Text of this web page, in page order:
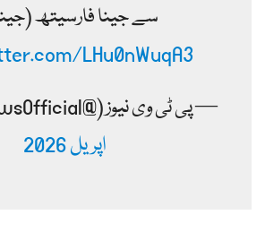
سے جینا فارسیتھ
LHu0nWuqA3
— پی ٹی وی نیوز (@PTVNewsOfficial)
اپریل 2026